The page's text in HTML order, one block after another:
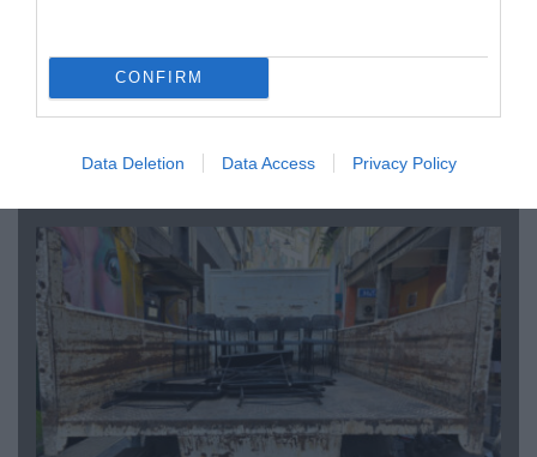
CONFIRM
Data Deletion Data Access Privacy Policy
07.08.2026 | 20:02
Ο Γιάννης Αλαφούζος «τέλειωσε» τον
Κωνσταντίνο Ζούλα από τον ΣΚΑΪ – Ο λόγος της
απομάκρυνσής του